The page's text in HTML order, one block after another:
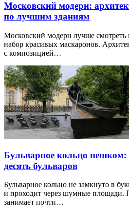
Московский модерн:
по лучшим зданиям
Московский модерн лучше смотреть
набор красивых маскаронов.
с композицией…
Бульварное кольцо пешком:
десять бульваров
Бульварное кольцо не замкнуто в
и проходит через шумные
занимает почти…